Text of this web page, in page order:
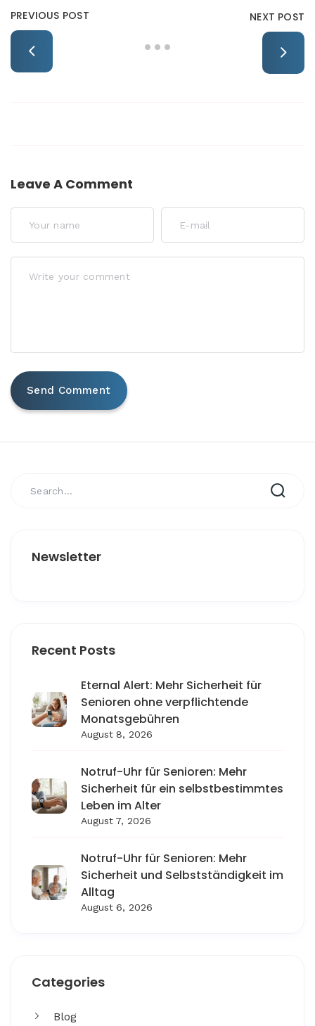
Newsletter
Recent Posts
Eternal Alert: Mehr Sicherheit für
Senioren ohne verpflichtende
Monatsgebühren
August 8, 2026
Notruf-Uhr für Senioren: Mehr
Sicherheit für ein selbstbestimmtes
Leben im Alter
August 7, 2026
Notruf-Uhr für Senioren: Mehr
Sicherheit und Selbstständigkeit im
Alltag
August 6, 2026
Categories
Blog
PREVIOUS POST NEXT POST
Leave A Comment